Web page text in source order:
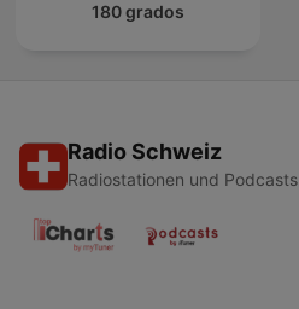
180 grados
Radio Schweiz
Radiostationen und Podcasts